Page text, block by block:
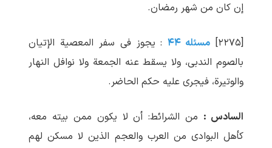
إن کان من شهر رمضان.
[۲۲۷۵] مسئله ۴۴
: یجوز فی سفر المعصیة الإتیان
بالصوم الندبی، ولا یسقط عنه الجمعة ولا نوافل النهار
والوتیرة، فیجری علیه حکم الحاضر.
السادس : من الشرائط: أن لا یکون ممن بیته معه،
کأهل البوادی من العرب والعجم الذین لا مسکن لهم